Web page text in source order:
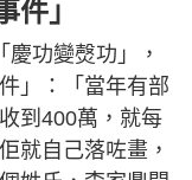
」
功變㷫功」，
」：「當年有部
到400萬，就每
就自己落咗畫，